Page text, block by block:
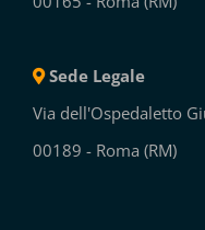
00165 - Roma (RM)
Sede Legale
Via dell'Ospedaletto
00189 - Roma (RM)